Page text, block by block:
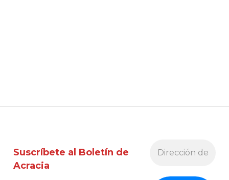
Suscríbete al Boletín de
Acracia